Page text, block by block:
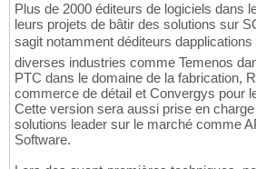
Plus de 2000 éditeurs de logiciels dans
leurs projets de bâtir des solutions sur
sagit notamment déditeurs
diverses industries comme Temenos
PTC dans le domaine de la fabrication,
commerce de détail et Convergys pour
Cette version sera aussi prise en
solutions leader sur le marché comme
Software.